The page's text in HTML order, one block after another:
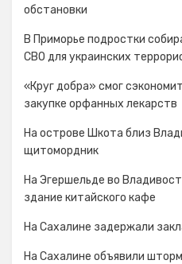
обстановки
В Приморье подростки
СВО для украинских
«Круг добра» смог
закупке орфанных лекарств
На острове Шкота близ
щитомордник
На Эгершельде во
здание китайского кафе
На Сахалине задержали
На Сахалине объявили